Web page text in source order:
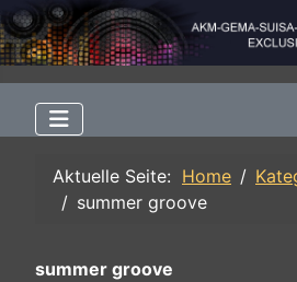
Aktuelle Seite: Home
summer groove
summer groove